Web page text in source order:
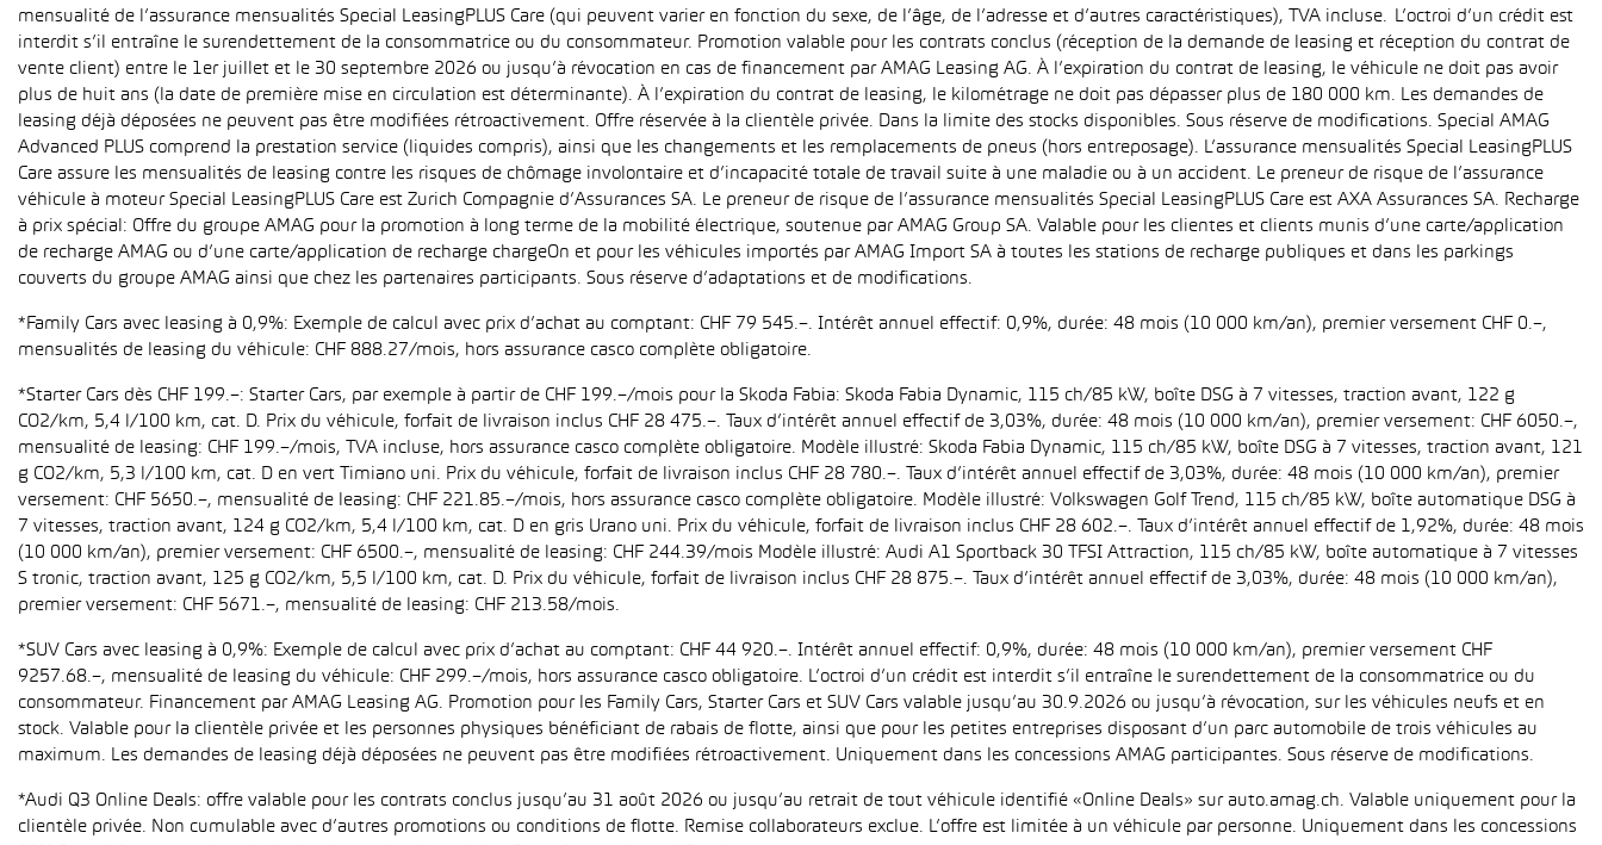
mensualité de l’assurance mensualités Special LeasingPLUS Care (qui peuvent varier en fonction du sexe, de l’âge, de l’adresse et d’autres caractéristiques), TVA incluse. L’octroi d’un crédit est
interdit s’il entraîne le surendettement de la consommatrice ou du consommateur. Promotion valable pour les contrats conclus (réception de la demande de leasing et réception du contrat de
vente client) entre le 1er juillet et le 30 septembre 2026 ou jusqu’à révocation en cas de financement par AMAG Leasing AG. À l’expiration du contrat de leasing, le véhicule ne doit pas avoir
plus de huit ans (la date de première mise en circulation est déterminante). À l’expiration du contrat de leasing, le kilométrage ne doit pas dépasser plus de 180 000 km. Les demandes de
leasing déjà déposées ne peuvent pas être modifiées rétroactivement. Offre réservée à la clientèle privée. Dans la limite des stocks disponibles. Sous réserve de modifications. Special AMAG
Advanced PLUS comprend la prestation service (liquides compris), ainsi que les changements et les remplacements de pneus (hors entreposage). L’assurance mensualités Special LeasingPLUS
Care assure les mensualités de leasing contre les risques de chômage involontaire et d’incapacité totale de travail suite à une maladie ou à un accident. Le preneur de risque de l’assurance
véhicule à moteur Special LeasingPLUS Care est Zurich Compagnie d’Assurances SA. Le preneur de risque de l’assurance mensualités Special LeasingPLUS Care est AXA Assurances SA. Recharge
à prix spécial: Offre du groupe AMAG pour la promotion à long terme de la mobilité électrique, soutenue par AMAG Group SA. Valable pour les clientes et clients munis d’une carte/application
de recharge AMAG ou d’une carte/application de recharge chargeOn et pour les véhicules importés par AMAG Import SA à toutes les stations de recharge publiques et dans les parkings
couverts du groupe AMAG ainsi que chez les partenaires participants. Sous réserve d’adaptations et de modifications.
*Family Cars avec leasing à 0,9%: Exemple de calcul avec prix d’achat au comptant: CHF 79 545.–. Intérêt annuel effectif: 0,9%, durée: 48 mois (10 000 km/an), premier versement CHF 0.–,
mensualités de leasing du véhicule: CHF 888.27/mois, hors assurance casco complète obligatoire.
*Starter Cars dès CHF 199.–: Starter Cars, par exemple à partir de CHF 199.–/mois pour la Skoda Fabia: Skoda Fabia Dynamic, 115 ch/85 kW, boîte DSG à 7 vitesses, traction avant, 122 g
CO2/km, 5,4 l/100 km, cat. D. Prix du véhicule, forfait de livraison inclus CHF 28 475.–. Taux d’intérêt annuel effectif de 3,03%, durée: 48 mois (10 000 km/an), premier versement: CHF 6050.–,
mensualité de leasing: CHF 199.–/mois, TVA incluse, hors assurance casco complète obligatoire. Modèle illustré: Skoda Fabia Dynamic, 115 ch/85 kW, boîte DSG à 7 vitesses, traction avant, 121
g CO2/km, 5,3 l/100 km, cat. D en vert Timiano uni. Prix du véhicule, forfait de livraison inclus CHF 28 780.–. Taux d’intérêt annuel effectif de 3,03%, durée: 48 mois (10 000 km/an), premier
versement: CHF 5650.–, mensualité de leasing: CHF 221.85.–/mois, hors assurance casco complète obligatoire. Modèle illustré: Volkswagen Golf Trend, 115 ch/85 kW, boîte automatique DSG à
7 vitesses, traction avant, 124 g CO2/km, 5,4 l/100 km, cat. D en gris Urano uni. Prix du véhicule, forfait de livraison inclus CHF 28 602.–. Taux d’intérêt annuel effectif de 1,92%, durée: 48 mois
(10 000 km/an), premier versement: CHF 6500.–, mensualité de leasing: CHF 244.39/mois Modèle illustré: Audi A1 Sportback 30 TFSI Attraction, 115 ch/85 kW, boîte automatique à 7 vitesses
S tronic, traction avant, 125 g CO2/km, 5,5 l/100 km, cat. D. Prix du véhicule, forfait de livraison inclus CHF 28 875.–. Taux d’intérêt annuel effectif de 3,03%, durée: 48 mois (10 000 km/an),
premier versement: CHF 5671.–, mensualité de leasing: CHF 213.58/mois.
*SUV Cars avec leasing à 0,9%: Exemple de calcul avec prix d’achat au comptant: CHF 44 920.–. Intérêt annuel effectif: 0,9%, durée: 48 mois (10 000 km/an), premier versement CHF
9257.68.–, mensualité de leasing du véhicule: CHF 299.–/mois, hors assurance casco obligatoire. L’octroi d’un crédit est interdit s’il entraîne le surendettement de la consommatrice ou du
consommateur. Financement par AMAG Leasing AG. Promotion pour les Family Cars, Starter Cars et SUV Cars valable jusqu’au 30.9.2026 ou jusqu’à révocation, sur les véhicules neufs et en
stock. Valable pour la clientèle privée et les personnes physiques bénéficiant de rabais de flotte, ainsi que pour les petites entreprises disposant d’un parc automobile de trois véhicules au
maximum. Les demandes de leasing déjà déposées ne peuvent pas être modifiées rétroactivement. Uniquement dans les concessions AMAG participantes. Sous réserve de modifications.
*Audi Q3 Online Deals: offre valable pour les contrats conclus jusqu’au 31 août 2026 ou jusqu’au retrait de tout véhicule identifié «Online Deals» sur auto.amag.ch. Valable uniquement pour la
clientèle privée. Non cumulable avec d’autres promotions ou conditions de flotte. Remise collaborateurs exclue. L’offre est limitée à un véhicule par personne. Uniquement dans les concessions